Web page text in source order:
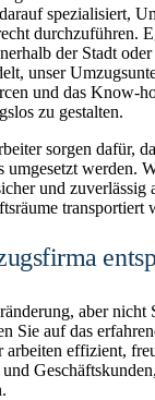
spezialisiert,
durchzuführen.
der Stadt
unser
und das Know-
zu gestalten.
sorgen dafür,
umgesetzt werden.
und zuverlässig
transportiert
aber nicht
Sie auf das
effizient,